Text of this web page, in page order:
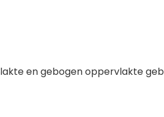
en gebogen oppervlakte